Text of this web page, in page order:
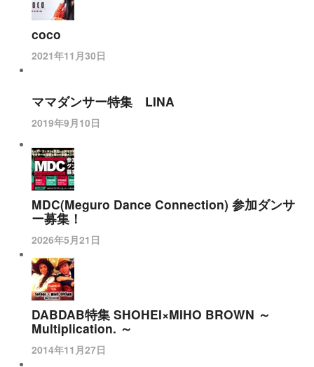
coco
2021年11月30日
ママダンサー特集 LINA
2019年9月10日
MDC(Meguro Dance Connection) 参加ダンサ
ー募集！
2026年5月21日
DABDAB特集 SHOHEI×MIHO BROWN ～
Multiplication. ～
2014年11月27日